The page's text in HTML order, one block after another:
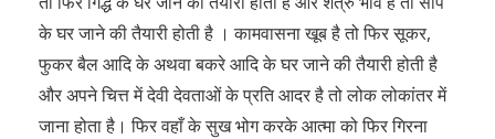
के घर जाने की तैयारी होती है । कामवासना खूब है तो फिर सूकर,
फुकर बैल आदि के अथवा बकरे आदि के घर जाने की तैयारी होती है
और अपने चित्त में देवी देवताओं के प्रति आदर है तो लोक लोकांतर में
जाना होता है। फिर वहाँ के सुख भोग करके आत्मा को फिर गिरना